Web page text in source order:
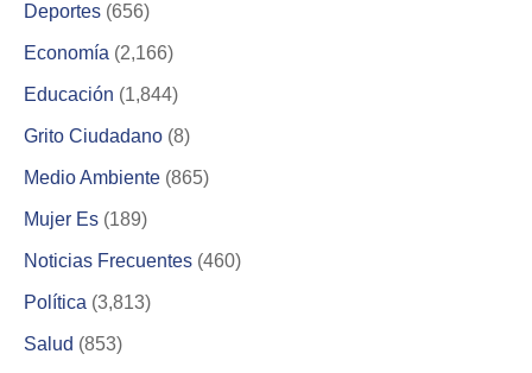
Deportes (656)
Economía (2,166)
Educación (1,844)
Grito Ciudadano (8)
Medio Ambiente (865)
Mujer Es (189)
Noticias Frecuentes (460)
Política (3,813)
Salud (853)